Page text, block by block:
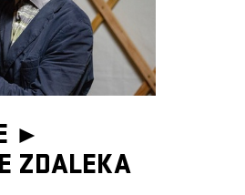
►
ZDALEKA